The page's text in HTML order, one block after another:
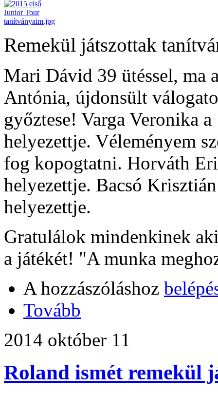
Remekül játszottak
Mari Dávid 39 ütéssel, ma
Antónia, újdonsült
győztese! Varga Veronika
helyezettje. Véleményem
fog kopogtatni. Horváth
helyezettje. Bacsó
helyezettje.
Gratulálok mindenkinek
a játékét! "A munka
A hozzászóláshoz
Tovább
2014 október 11
Roland ismét remekül